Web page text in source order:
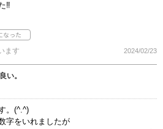
‼︎
ます 2024/02/23
い。
。(^.^)
字をいれましたが